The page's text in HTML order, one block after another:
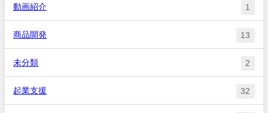
動画紹介 1
商品開発 13
未分類 2
起業支援 32